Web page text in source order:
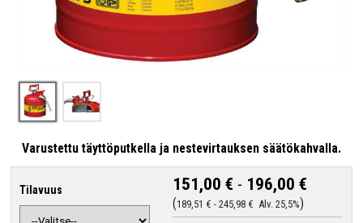
Varustettu täyttöputkella ja nestevirtauksen säätökahvalla.
Tilavuus 151,00 € - 196,00 €
189,51 € -245,98 € Alv. 25,5%